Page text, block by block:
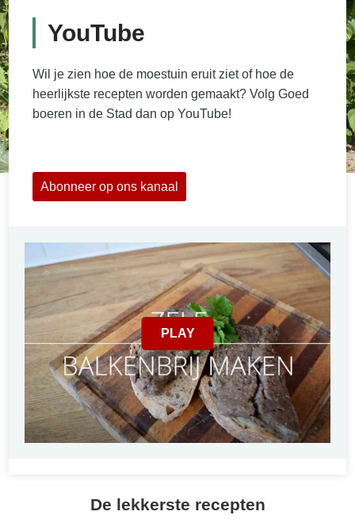
YouTube
Wil je zien hoe de moestuin eruit ziet of hoe de
heerlijkste recepten worden gemaakt? Volg Goed
boeren in de Stad dan op YouTube!
Abonneer op ons kanaal
PLAY
De lekkerste recepten